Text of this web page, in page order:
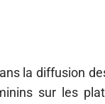
la diffusion
sur les